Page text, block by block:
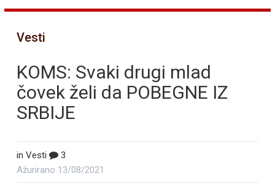
Vesti
KOMS: Svaki drugi mlad
čovek želi da POBEGNE IZ
SRBIJE
in Vesti
3
Ažurirano 13/08/2021